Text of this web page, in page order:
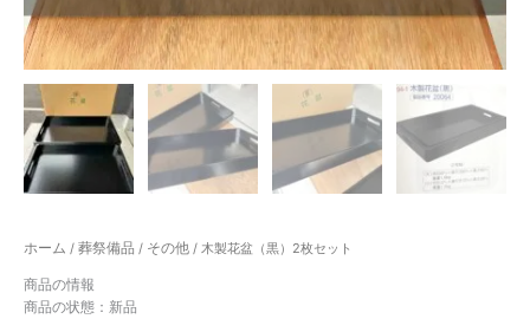
ホーム / 葬祭備品 / その他 / 木製花盆（黒）2枚セット
商品の情報
商品の状態： 新品